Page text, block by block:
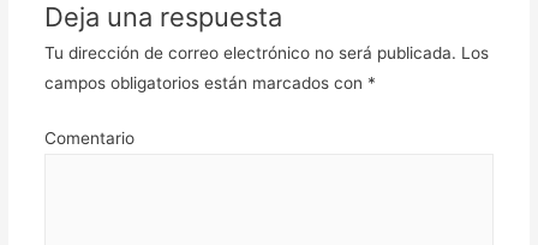
Deja una respuesta
Tu dirección de correo electrónico no será publicada. Los
campos obligatorios están marcados con *
Comentario